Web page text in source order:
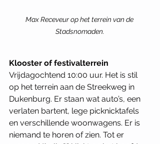
Max Receveur op het terrein van de
Stadsnomaden.
Klooster of festivalterrein
Vrijdagochtend 10:00 uur. Het is stil
op het terrein aan de Streekweg in
Dukenburg. Er staan wat auto’s, een
verlaten bartent, lege picknicktafels
en verschillende woonwagens. Er is
niemand te horen of zien. Tot er